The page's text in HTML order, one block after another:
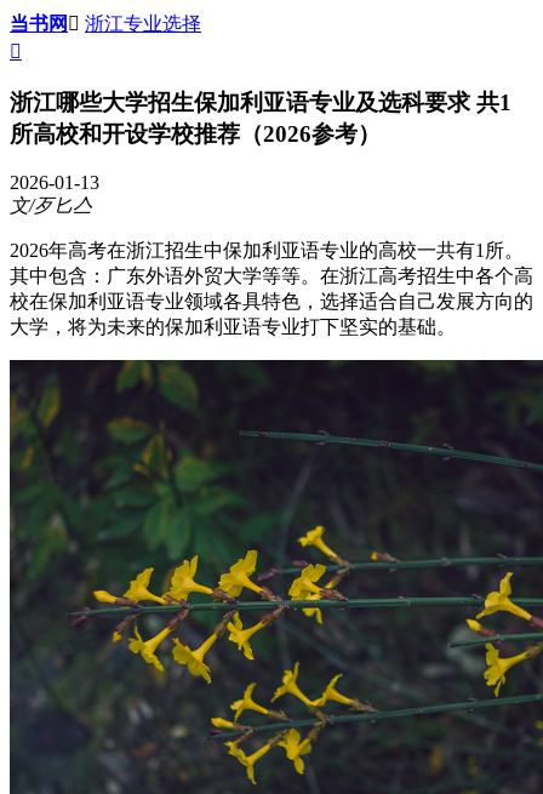
当书网  浙江专业选择

浙江哪些大学招生保加利亚语专业及选科要求 共1
所高校和开设学校推荐（2026参考）
2026-01-13
文/歹匕亼
2026年高考在浙江招生中保加利亚语专业的高校一共有1所。
其中包含：广东外语外贸大学等等。在浙江高考招生中各个高
校在保加利亚语专业领域各具特色，选择适合自己发展方向的
大学，将为未来的保加利亚语专业打下坚实的基础。